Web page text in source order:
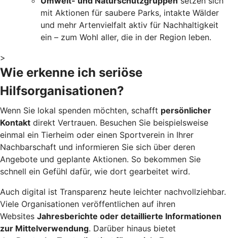
mit Aktionen für saubere Parks, intakte Wälder
und mehr Artenvielfalt aktiv für Nachhaltigkeit
ein – zum Wohl aller, die in der Region leben.
>
Wie erkenne ich seriöse
Hilfsorganisationen?
Wenn Sie lokal spenden möchten, schafft persönlicher
Kontakt direkt Vertrauen. Besuchen Sie beispielsweise
einmal ein Tierheim oder einen Sportverein in Ihrer
Nachbarschaft und informieren Sie sich über deren
Angebote und geplante Aktionen. So bekommen Sie
schnell ein Gefühl dafür, wie dort gearbeitet wird.
Auch digital ist Transparenz heute leichter nachvollziehbar.
Viele Organisationen veröffentlichen auf ihren
Websites Jahresberichte oder detaillierte Informationen
zur Mittelverwendung. Darüber hinaus bietet